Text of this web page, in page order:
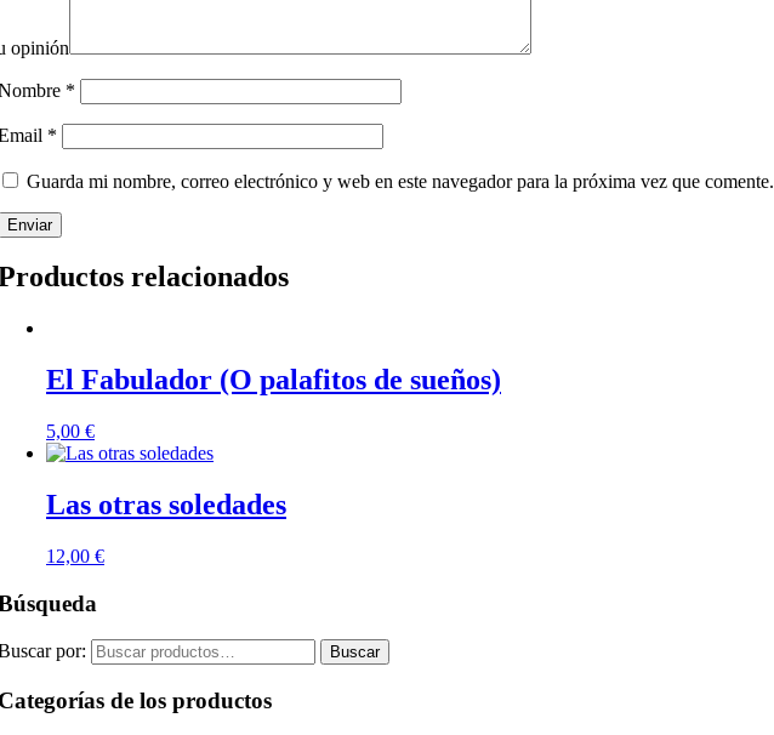
opinión
*
*
Guarda mi nombre, correo electrónico y web en este navegador para la próxima vez que comente.
relacionados
El Fabulador (O palafitos de sueños)
5,00 €
Las otras soledades
12,00 €
por: Buscar
de los productos